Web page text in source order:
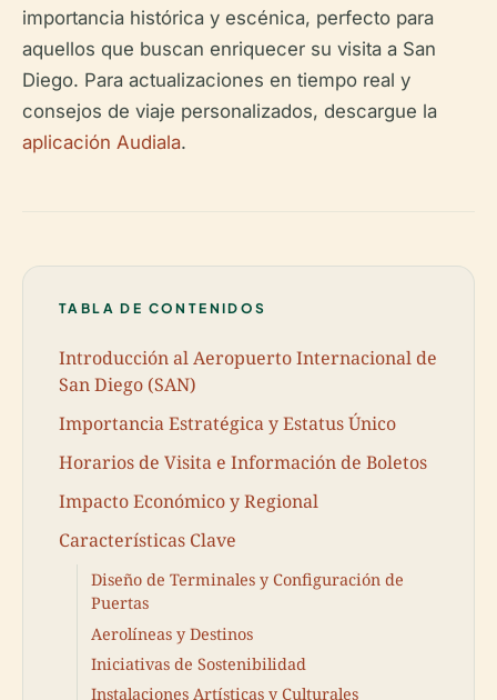
importancia histórica y escénica, perfecto para
aquellos que buscan enriquecer su visita a San
Diego. Para actualizaciones en tiempo real y
consejos de viaje personalizados, descargue la
aplicación Audiala.
TABLA DE CONTENIDOS
Introducción al Aeropuerto Internacional de
San Diego (SAN)
Importancia Estratégica y Estatus Único
Horarios de Visita e Información de Boletos
Impacto Económico y Regional
Características Clave
Diseño de Terminales y Configuración de
Puertas
Aerolíneas y Destinos
Iniciativas de Sostenibilidad
Instalaciones Artísticas y Culturales